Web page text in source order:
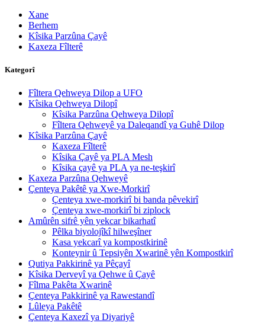
Xane
Berhem
Kîsika Parzûna Çayê
Kaxeza Fîlterê
Kategorî
Fîltera Qehweya Dilop a UFO
Kîsika Qehweya Dilopî
Kîsika Parzûna Qehweya Dilopî
Fîltera Qehweyê ya Daleqandî ya Guhê Dilop
Kîsika Parzûna Çayê
Kaxeza Fîlterê
Kîsika Çayê ya PLA Mesh
Kîsika çayê ya PLA ya ne-teşkirî
Kaxeza Parzûna Qehweyê
Çenteya Pakêtê ya Xwe-Morkirî
Çenteya xwe-morkirî bi banda pêvekirî
Çenteya xwe-morkirî bi ziplock
Amûrên sifrê yên yekcar bikarhatî
Pêlka biyolojîkî hilweşîner
Kasa yekcarî ya kompostkirinê
Konteynir û Tepsiyên Xwarinê yên Kompostkirî
Qutiya Pakkirinê ya Pêçayî
Kîsika Derveyî ya Qehwe û Çayê
Fîlma Pakêta Xwarinê
Çenteya Pakkirinê ya Rawestandî
Lûleya Pakêtê
Çenteya Kaxezî ya Diyariyê